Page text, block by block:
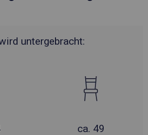
untergebracht:
ca. 49